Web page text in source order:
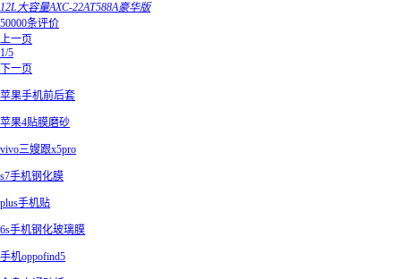
12L大容量AXC-22AT588A豪华版
50000条评价
上一页
1/5
下一页
苹果手机前后套
苹果4贴膜磨砂
vivo三嫂跟x5pro
s7手机钢化膜
plus手机贴
6s手机钢化玻璃膜
手机oppofind5